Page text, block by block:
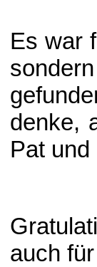
Es war
denke,
Pat
auch